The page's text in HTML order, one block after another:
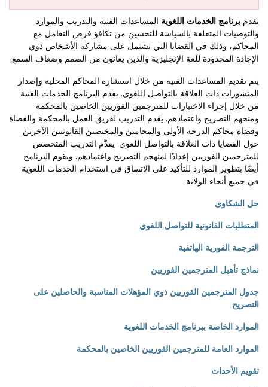
يقدم برنامج الخدمات اللغوية المساعدات الفنية والتدريب والموارد
والتوصيات المتعلقة بالسياسة للتحسين من تكافؤ فرص التعامل مع
المحاكم، وذلك في القضايا التي تشتمل على مشاركة الأشخاص ذوي
الإجادة المحدودة للغة الإنجليزية والذين يعانون من الصمم وضعاف السمع.
يتم تقديم المساعدات الفنية من خلال استشارة المحاكم المحلية وإصدار
المنشورات ذات العلاقة بالتواصل اللغوي. يقدم البرنامج الخدمات الفنية
من خلال إجراء الاختبارات للمترجمين الفوريين الخاصين بالمحكمة
ومنحهم التصريح واعتمادهم. يقدم التدريب لفريق العمل بالمحكمة والقضاة
وقضاة محاكم الدرجة الأولى والمحامين والمختصين القانونيين الآخرين
حول القضايا ذات العلاقة بالتواصل اللغوي. يقدَّم التدريب المتخصص
للمترجمين الفوريين إعدادًا لمنهحم التصريح واعتمادهم. ويقوم البرنامج
أيضًا بتطوير الموارد للتأكيد على الاتساق في استخدام الخدمات اللغوية
في جميع أنحاء الولاية.
حل الشكاوى
المتطلبات القانونية للتواصل اللغوي
الترجمة الفورية الهاتفية
نماذج تأهيل المترجمين الفوريين
جدول المترجمين الفوريين ذوي المؤهلات المناسبة والحاصلين على
التصريح
الموارد الخاصة ببرنامج الخدمات اللغوية
الموارد العامة للمترجمين الفوريين الخاصين بالمحكمة
تقويم الأحداث